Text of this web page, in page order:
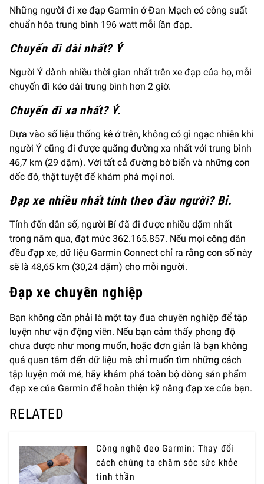
Những người đi xe đạp Garmin ở Đan Mạch có công suất
chuẩn hóa trung bình 196 watt mỗi lần đạp.
Chuyến đi dài nhất? Ý
Người Ý dành nhiều thời gian nhất trên xe đạp của họ, mỗi
chuyến đi kéo dài trung bình hơn 2 giờ.
Chuyến đi xa nhất? Ý.
Dựa vào số liệu thống kê ở trên, không có gì ngạc nhiên khi
người Ý cũng đi được quãng đường xa nhất với trung bình
46,7 km (29 dặm). Với tất cả đường bờ biển và những con
dốc đó, thật tuyệt để khám phá mọi nơi.
Đạp xe nhiều nhất tính theo đầu người? Bỉ.
Tính đến dân số, người Bỉ đã đi được nhiều dặm nhất
trong năm qua, đạt mức 362.165.857. Nếu mọi công dân
đều đạp xe, dữ liệu Garmin Connect chỉ ra rằng con số này
sẽ là 48,65 km (30,24 dặm) cho mỗi người.
Đạp xe chuyên nghiệp
Bạn không cần phải là một tay đua chuyên nghiệp để tập
luyện như vận động viên. Nếu bạn cảm thấy phong độ
chưa được như mong muốn, hoặc đơn giản là bạn không
quá quan tâm đến dữ liệu mà chỉ muốn tìm những cách
tập luyện mới mẻ, hãy khám phá toàn bộ dòng sản phẩm
đạp xe của Garmin để hoàn thiện kỹ năng đạp xe của bạn.
RELATED
Công nghệ đeo Garmin: Thay đổi
cách chúng ta chăm sóc sức khỏe
tinh thần